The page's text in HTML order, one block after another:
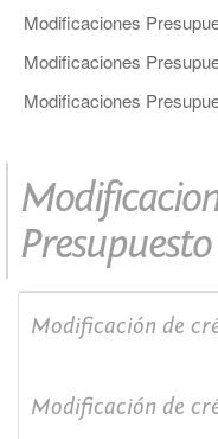
Modificaciones
Modificaciones
Modificaciones
Presupuesto
Modificación de
Modificación de